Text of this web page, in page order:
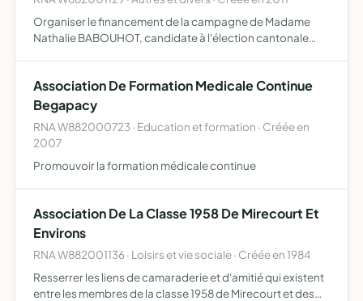
Organiser le financement de la campagne de Madame
Nathalie BABOUHOT, candidate à l'élection cantonale
Association De Formation Medicale Continue
Begapacy
RNA W882000723 · Education et formation · Créée en
2007
Promouvoir la formation médicale continue
Association De La Classe 1958 De Mirecourt Et
Environs
RNA W882001136 · Loisirs et vie sociale · Créée en 1984
Resserrer les liens de camaraderie et d'amitié qui existent
entre les membres de la classe 1958 de Mirecourt et des